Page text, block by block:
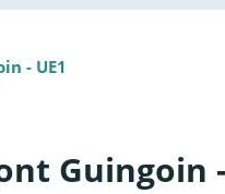
- UE1
Guingoin